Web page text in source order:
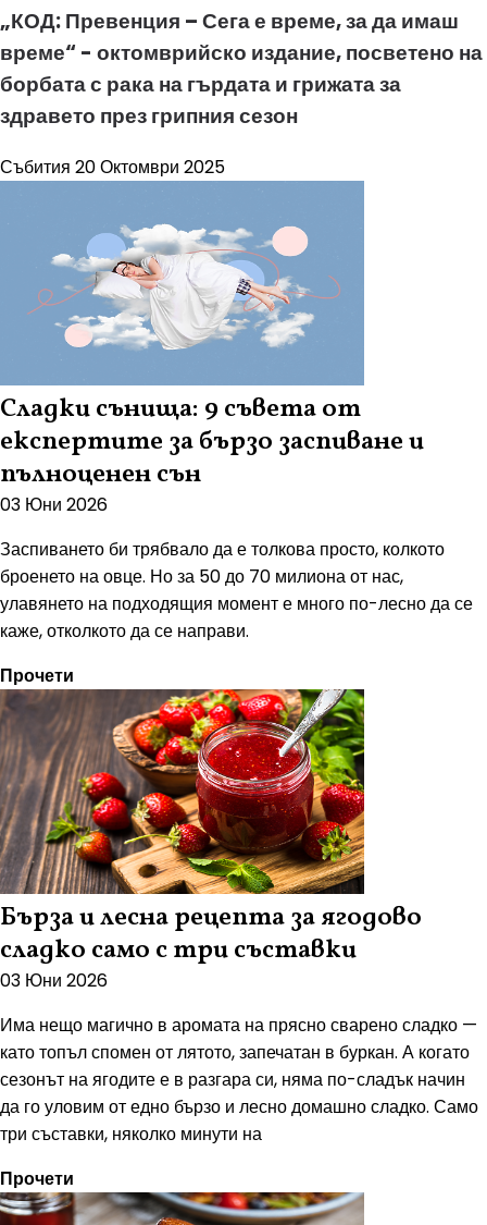
„КОД: Превенция – Сега е време, за да имаш
време“ - октомврийско издание, посветено на
борбата с рака на гърдата и грижата за
здравето през грипния сезон
Събития 20 Октомври 2025
Сладки сънища: 9 съвета от
експертите за бързо заспиване и
пълноценен сън
03 Юни 2026
Заспиването би трябвало да е толкова просто, колкото
броенето на овце. Но за 50 до 70 милиона от нас,
улавянето на подходящия момент е много по-лесно да се
каже, отколкото да се направи.
Прочети
Бърза и лесна рецепта за ягодово
сладко само с три съставки
03 Юни 2026
Има нещо магично в аромата на прясно сварено сладко —
като топъл спомен от лятото, запечатан в буркан. А когато
сезонът на ягодите е в разгара си, няма по-сладък начин
да го уловим от едно бързо и лесно домашно сладко. Само
три съставки, няколко минути на
Прочети